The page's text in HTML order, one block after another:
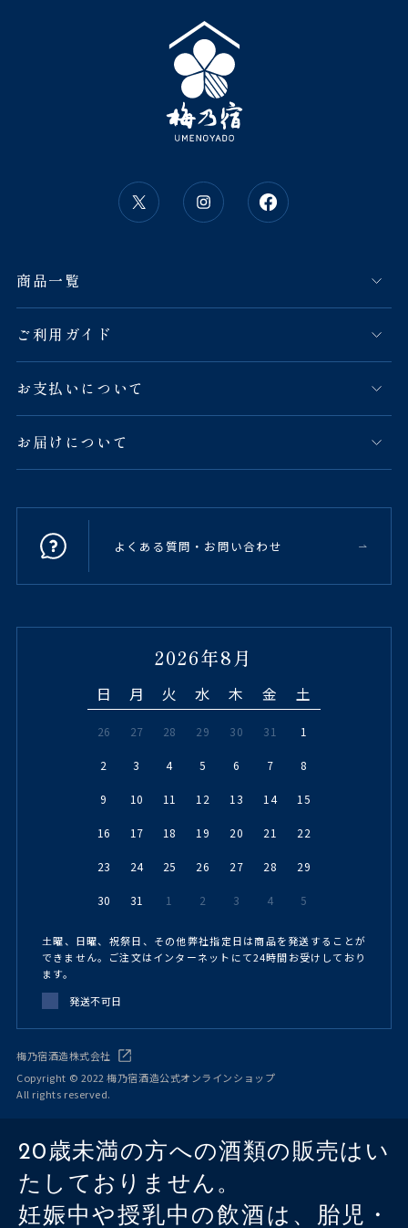
商品一覧
ご利用ガイド
お支払いについて
お届けについて
よくある質問・お問い合わせ
2026年8月
日 月 火 水 木 金 土
26 27 28 29 30 31 1
2 3 4 5 6 7 8
9 10 11 12 13 14 15
16 17 18 19 20 21 22
23 24 25 26 27 28 29
30 31 1 2 3 4 5
土曜、日曜、祝祭日、その他弊社指定日は商品を発送することが
できません。ご注文はインターネットにて24時間お受けしており
ます。
発送不可日
梅乃宿酒造株式会社
Copyright © 2022 梅乃宿酒造公式オンラインショップ
All rights reserved.
20歳未満の方への酒類の販売はい
たしておりません。
妊娠中や授乳中の飲酒は、胎児・